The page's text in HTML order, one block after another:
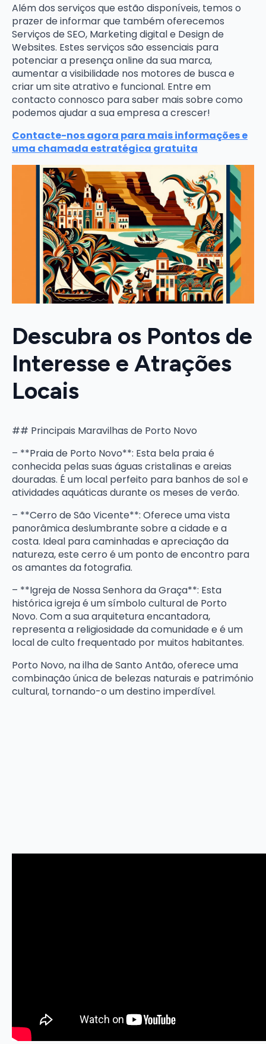
Além dos serviços que estão disponíveis, temos o
prazer de informar que também oferecemos
Serviços de SEO, Marketing digital e Design de
Websites. Estes serviços são essenciais para
potenciar a presença online da sua marca,
aumentar a visibilidade nos motores de busca e
criar um site atrativo e funcional. Entre em
contacto connosco para saber mais sobre como
podemos ajudar a sua empresa a crescer!
Contacte-nos agora para mais informações e
uma chamada estratégica gratuita
Descubra os Pontos de
Interesse e Atrações
Locais
## Principais Maravilhas de Porto Novo
– **Praia de Porto Novo**: Esta bela praia é
conhecida pelas suas águas cristalinas e areias
douradas. É um local perfeito para banhos de sol e
atividades aquáticas durante os meses de verão.
– **Cerro de São Vicente**: Oferece uma vista
panorâmica deslumbrante sobre a cidade e a
costa. Ideal para caminhadas e apreciação da
natureza, este cerro é um ponto de encontro para
os amantes da fotografia.
– **Igreja de Nossa Senhora da Graça**: Esta
histórica igreja é um símbolo cultural de Porto
Novo. Com a sua arquitetura encantadora,
representa a religiosidade da comunidade e é um
local de culto frequentado por muitos habitantes.
Porto Novo, na ilha de Santo Antão, oferece uma
combinação única de belezas naturais e património
cultural, tornando-o um destino imperdível.